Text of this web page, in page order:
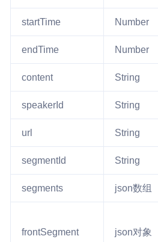
startTime Number
endTime Number
content String
speakerId String
url String
segmentId String
segments json数组
frontSegment json对象